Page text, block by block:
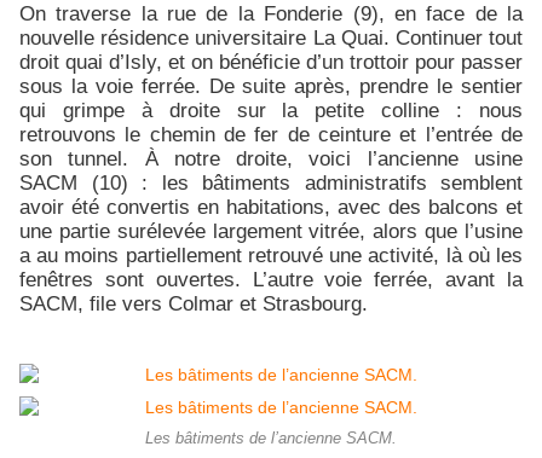
On traverse la rue de la Fonderie (9), en face de la
nouvelle résidence universitaire La Quai. Continuer tout
droit quai d’Isly, et on bénéficie d’un trottoir pour passer
sous la voie ferrée. De suite après, prendre le sentier
qui grimpe à droite sur la petite colline : nous
retrouvons le chemin de fer de ceinture et l’entrée de
son tunnel. À notre droite, voici l’ancienne usine
SACM (10) : les bâtiments administratifs semblent
avoir été convertis en habitations, avec des balcons et
une partie surélevée largement vitrée, alors que l’usine
a au moins partiellement retrouvé une activité, là où les
fenêtres sont ouvertes. L’autre voie ferrée, avant la
SACM, file vers Colmar et Strasbourg.
Les bâtiments de l’ancienne SACM.